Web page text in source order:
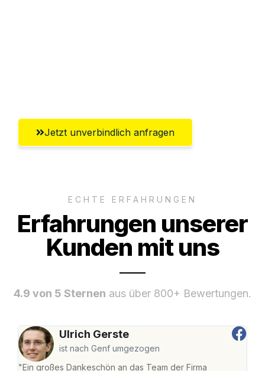
Jetzt unverbindlich anfragen
ECHTE ERFAHRUNGEN
Erfahrungen unserer
Kunden mit uns
4.9 von 5 Sternen aus über 800+ Bewertungen.
Ulrich Gerste
ist nach Genf umgezogen
"Ein großes Dankeschön an das Team der Firma